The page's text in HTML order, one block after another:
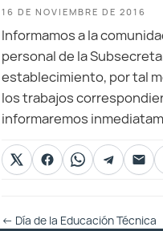
16 DE NOVIEMBRE DE 2016
Informamos a la
personal de la
establecimiento, por tal
los trabajos
informaremos
Otras
← Día de la Educación Técnica